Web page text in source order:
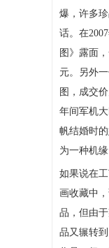
爆，许多
话。在
图》露面
元。另外
图，成交
年间军机
帆结婚时
为一种机缘
如果说在
画收藏中
品，但由
品又辗转